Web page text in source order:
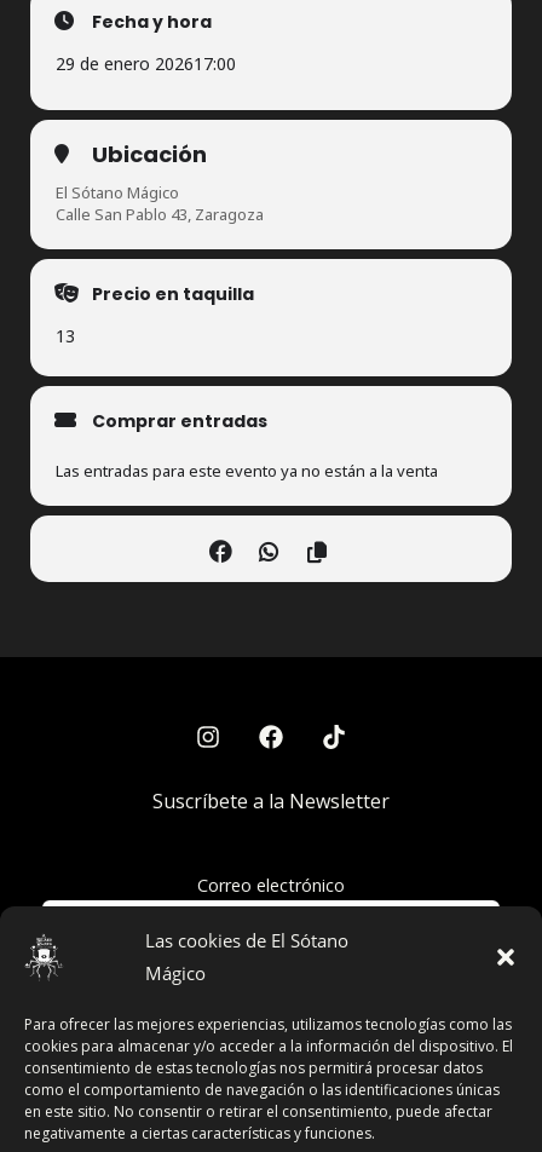
Las cookies de El Sótano
Mágico
Para ofrecer las mejores experiencias, utilizamos tecnologías como las
cookies para almacenar y/o acceder a la información del dispositivo. El
consentimiento de estas tecnologías nos permitirá procesar datos
como el comportamiento de navegación o las identificaciones únicas
en este sitio. No consentir o retirar el consentimiento, puede afectar
negativamente a ciertas características y funciones.
Fecha y hora
29 de enero 202617:00
Ubicación
El Sótano Mágico
Calle San Pablo 43, Zaragoza
Precio en taquilla
13
Comprar entradas
Las entradas para este evento ya no están a la venta
Suscríbete a la Newsletter
Correo electrónico
Acepto la política de privacidad
Términos y Condiciones